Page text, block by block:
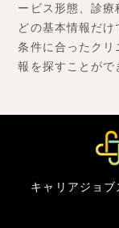
ービス形態、診
どの基本情報だ
条件に合ったク
報を探すことがで
キャリアジョ